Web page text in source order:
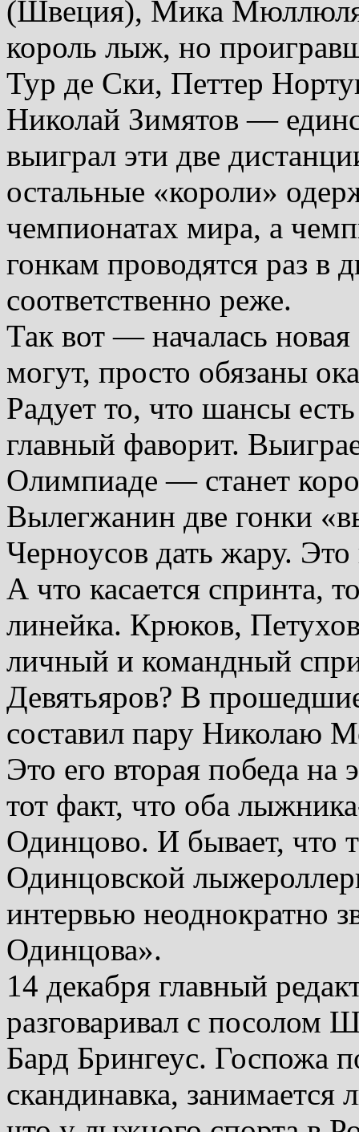
(Швеция), Мика
король лыж, но
Тур де Ски, Петтер
Николай Зимятов —
выиграл эти две
остальные «короли»
чемпионатах мира, а
гонкам проводятся раз в
соответственно реже.
Так вот — началась
могут, просто обязаны
Радует то, что шансы
главный фаворит.
Олимпиаде — станет
Вылегжанин две гонки
Черноусов дать жару.
А что касается спринта,
линейка. Крюков,
личный и командный
Девятьяров? В
составил пару Николаю
Это его вторая победа
тот факт, что оба
Одинцово. И бывает, что
Одинцовской
интервью неоднократно
Одинцова».
14 декабря главный
разговаривал с посолом
Бард Брингеус. Госпожа
скандинавка,